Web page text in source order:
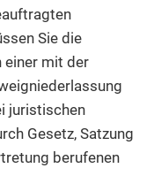
Sie die
einer mit der
juristischen
Gesetz, Satzung
berufenen